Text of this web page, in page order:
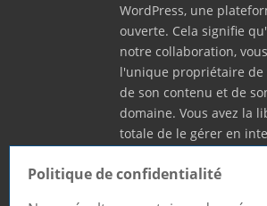
WordPress, une
ouverte. Cela signifie
notre collaboration,
l'unique propriétaire de
de son contenu et de
domaine. Vous avez la
totale de le gérer en
de votre choix, sans être
Politique de confidentialité